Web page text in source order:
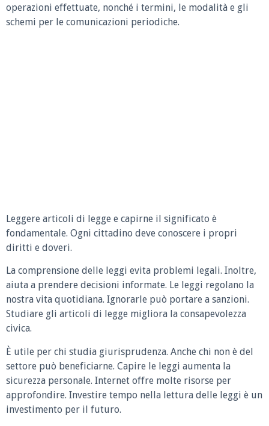
operazioni effettuate, nonché i termini, le modalità e gli
schemi per le comunicazioni periodiche.
Leggere articoli di legge e capirne il significato è
fondamentale. Ogni cittadino deve conoscere i propri
diritti e doveri.
La comprensione delle leggi evita problemi legali. Inoltre,
aiuta a prendere decisioni informate. Le leggi regolano la
nostra vita quotidiana. Ignorarle può portare a sanzioni.
Studiare gli articoli di legge migliora la consapevolezza
civica.
È utile per chi studia giurisprudenza. Anche chi non è del
settore può beneficiarne. Capire le leggi aumenta la
sicurezza personale. Internet offre molte risorse per
approfondire. Investire tempo nella lettura delle leggi è un
investimento per il futuro.